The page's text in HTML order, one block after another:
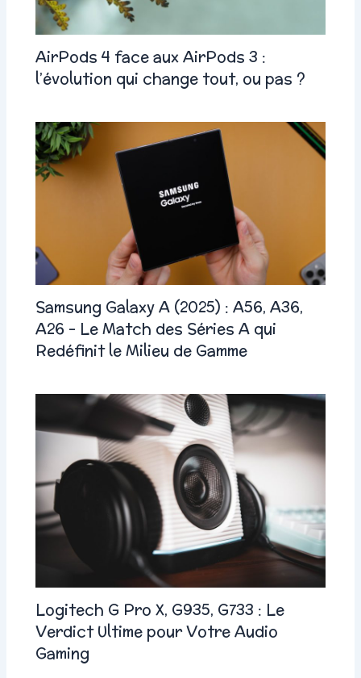
AirPods 4 face aux AirPods 3 :
l’évolution qui change tout, ou pas ?
Samsung Galaxy A (2025) : A56, A36,
A26 – Le Match des Séries A qui
Redéfinit le Milieu de Gamme
Logitech G Pro X, G935, G733 : Le
Verdict Ultime pour Votre Audio
Gaming